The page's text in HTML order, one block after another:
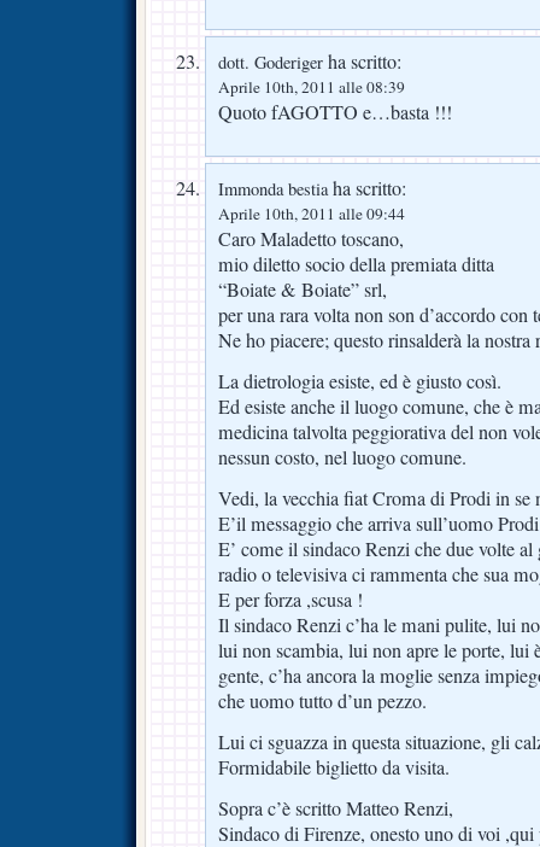
dott. Goderiger ha scritto:
Aprile 10th, 2011 alle 08:39
Quoto fAGOTTO e…basta !!!
Immonda bestiaha scritto:
Aprile 10th, 2011 alle 09:44
Caro Maladetto toscano,
mio diletto socio della premiata ditta
“Boiate & Boiate” srl,
per una rara volta non son d’accordo con
Ne ho piacere; questo rinsalderà la nostra
La dietrologia esiste, ed è giusto così.
Ed esiste anche il luogo comune, che è
medicina talvolta peggiorativa del non
nessun costo, nel luogo comune.
Vedi, la vecchia fiat Croma di Prodi in se
E’il messaggio che arriva sull’uomo
E’ come il sindaco Renzi che due volte
radio o televisiva ci rammenta che sua
E per forza ,scusa !
Il sindaco Renzi c’ha le mani pulite, lui
lui non scambia, lui non apre le porte,
gente, c’ha ancora la moglie senza
che uomo tutto d’un pezzo.
Lui ci sguazza in questa situazione, gli
Formidabile biglietto da visita.
Sopra c’è scritto Matteo Renzi,
Sindaco di Firenze, onesto uno di voi